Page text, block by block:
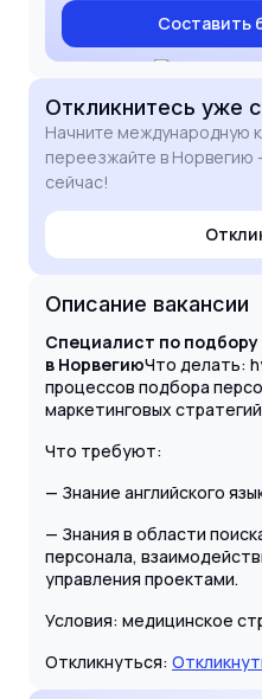
Составить
Откликнитесь уже
Начните международную
переезжайте в Норвегию
сейчас!
Описание вакансии
Специалист по
в НорвегиюЧто делать:
процессов подбора
маркетинговых стратегий
Что требуют:
— Знание английского
— Знания в области
персонала,
управления проектами.
Условия: медицинское
Откликнуться: